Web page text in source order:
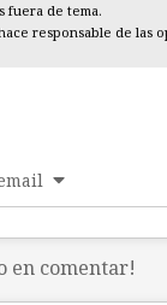
fuera de tema.
responsable de las